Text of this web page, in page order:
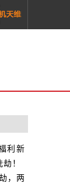
利新
！
，两